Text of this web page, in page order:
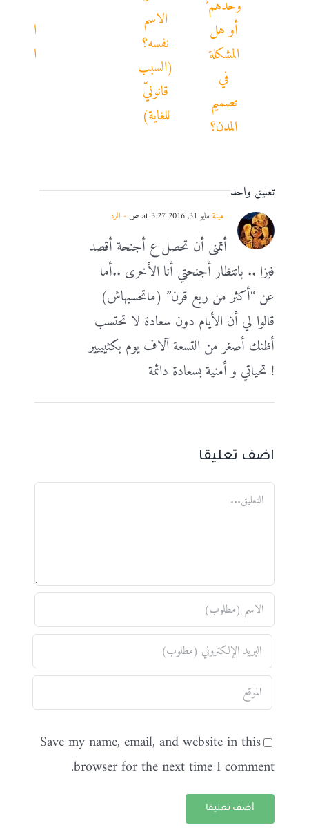
تعليق واحد
مينة مايو 31, 2016 at 3:27 ص - الرد
أتمنى أن تحصل ع أجنحة أقصد
فيزا .. بانتظار أجنحتي أنا الأخرى ..أما
عن “أكثر من ربع قرن” (ماتحسبهاش)
قالوا لي أن الأيام دون سعادة لا تحتسب
أظنك أصغر من التسعة آلاف يوم بكثيييير
! تحياتي و أمنية بسعادة دائمة
اضف تعليقا
تعليق
Save my name, email, and website in this
browser for the next time I comment.